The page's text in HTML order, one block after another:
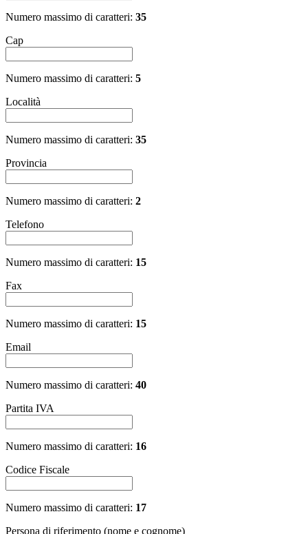
Numero massimo di caratteri: 35
Cap
Numero massimo di caratteri: 5
Località
Numero massimo di caratteri: 35
Provincia
Numero massimo di caratteri: 2
Telefono
Numero massimo di caratteri: 15
Fax
Numero massimo di caratteri: 15
Email
Numero massimo di caratteri: 40
Partita IVA
Numero massimo di caratteri: 16
Codice Fiscale
Numero massimo di caratteri: 17
Persona di riferimento (nome e cognome)